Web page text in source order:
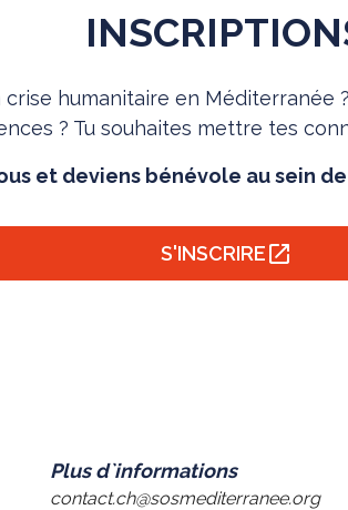
crise humanitaire en Méditerranée
? Tu souhaites mettre tes
et deviens bénévole au sein
S'INSCRIRE
Plus d`informations
contact.ch@sosmediterranee.org